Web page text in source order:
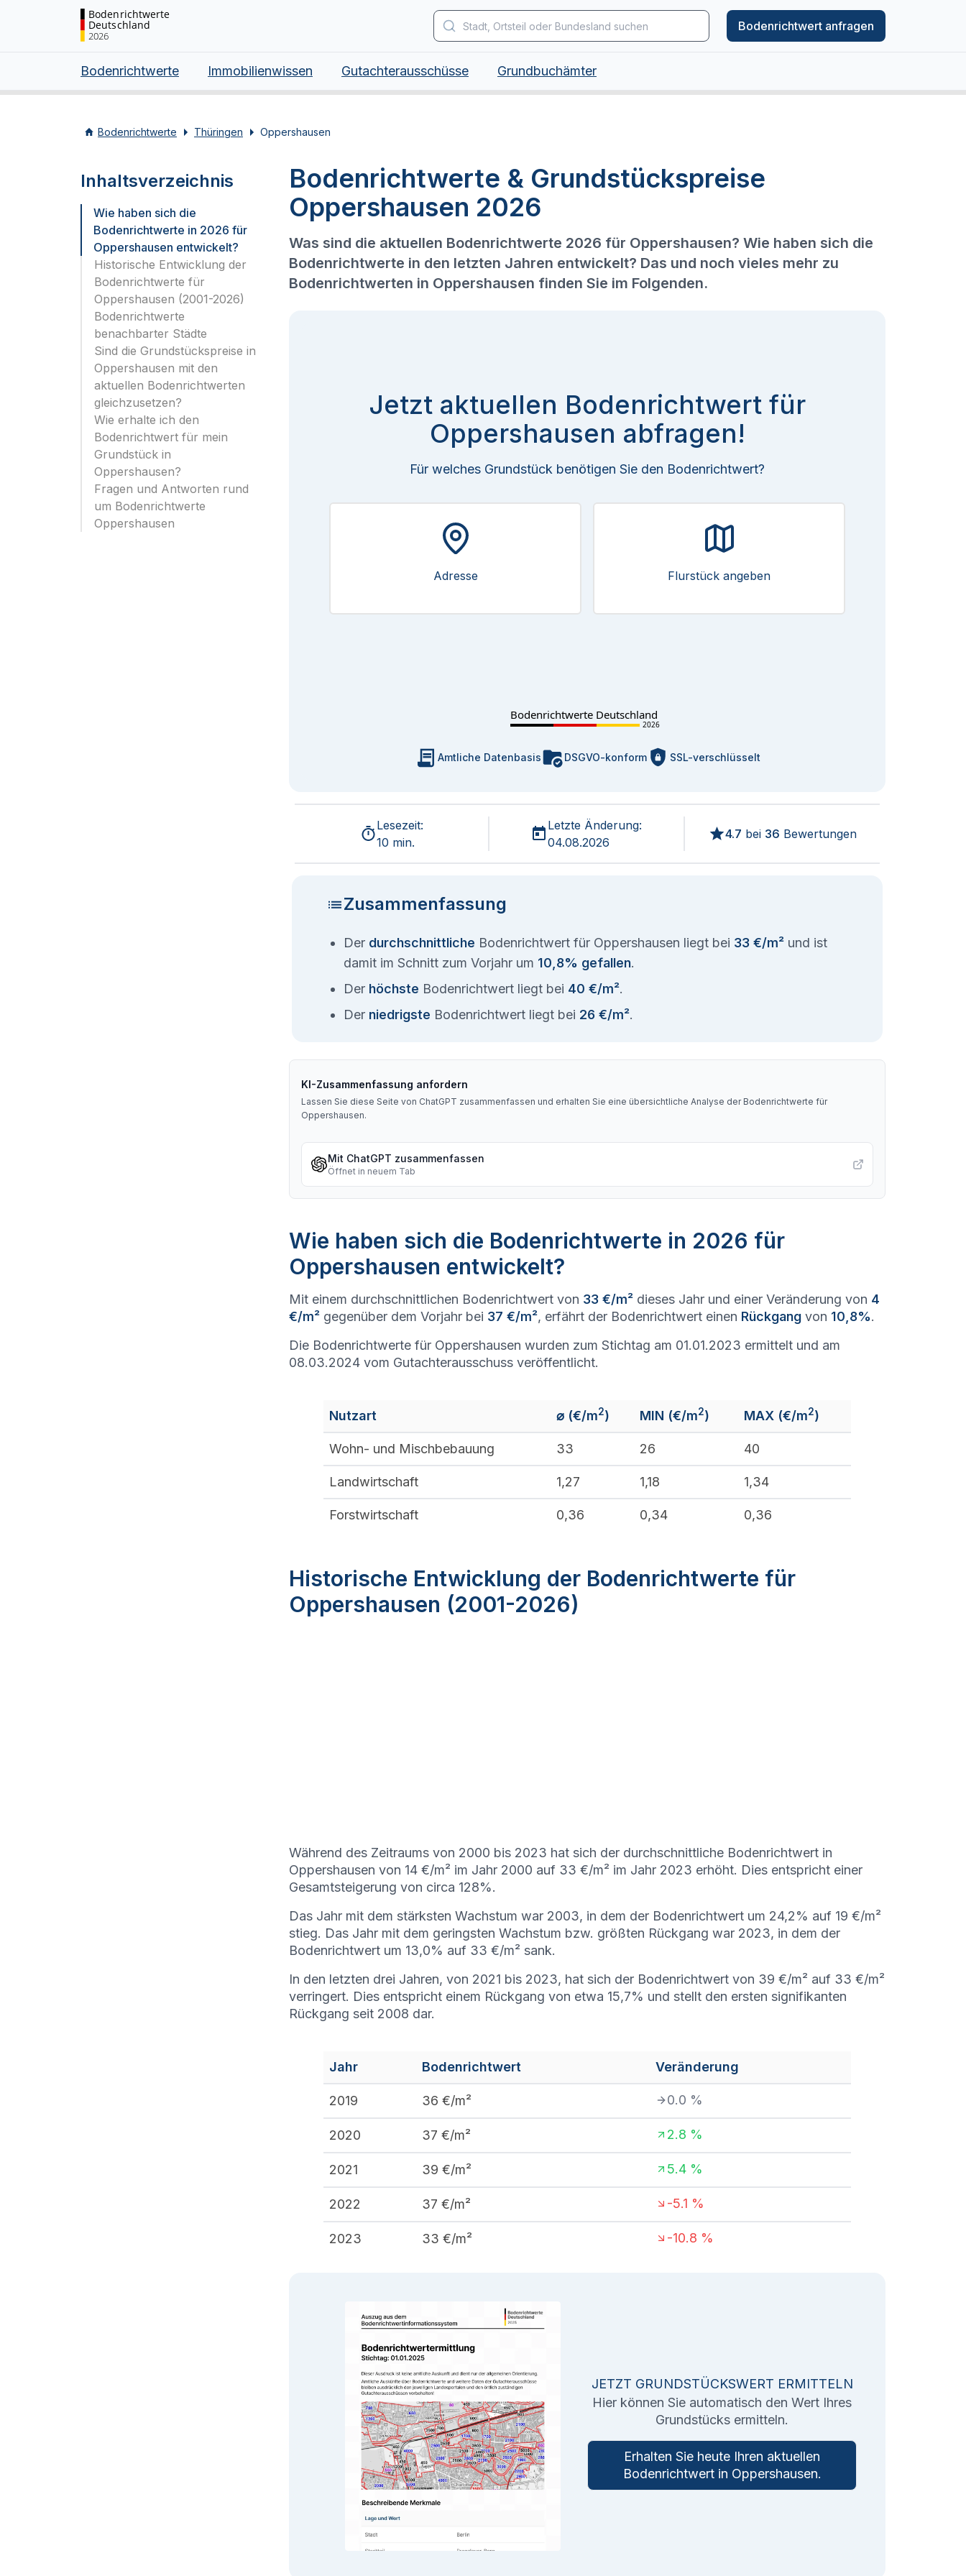
Bodenrichtwerte
Deutschland
2026
Bodenrichtwert anfragen
Bodenrichtwerte Immobilienwissen Gutachterausschüsse Grundbuchämter
Bodenrichtwerte Thüringen Oppershausen
Inhaltsverzeichnis
Wie haben sich die
Bodenrichtwerte in 2026 für
Oppershausen entwickelt?
Historische Entwicklung der
Bodenrichtwerte für
Oppershausen (2001-2026)
Bodenrichtwerte
benachbarter Städte
Sind die Grundstückspreise in
Oppershausen mit den
aktuellen Bodenrichtwerten
gleichzusetzen?
Wie erhalte ich den
Bodenrichtwert für mein
Grundstück in
Oppershausen?
Fragen und Antworten rund
um Bodenrichtwerte
Oppershausen
Bodenrichtwerte & Grundstückspreise
Oppershausen 2026
Was sind die aktuellen Bodenrichtwerte 2026 für Oppershausen? Wie haben sich die
Bodenrichtwerte in den letzten Jahren entwickelt? Das und noch vieles mehr zu
Bodenrichtwerten in Oppershausen finden Sie im Folgenden.
Jetzt aktuellen Bodenrichtwert für
Oppershausen abfragen!
Für welches Grundstück benötigen Sie den Bodenrichtwert?
Adresse Flurstück angeben
Bodenrichtwerte Deutschland
2026
Amtliche Datenbasis DSGVO-konform SSL-verschlüsselt
Lesezeit:
10 min.
Letzte Änderung:
04.08.2026
4.7 bei 36 Bewertungen
Zusammenfassung
Der durchschnittliche Bodenrichtwert für Oppershausen liegt bei 33 €/m² und ist
damit im Schnitt zum Vorjahr um 10,8% gefallen.
Der höchste Bodenrichtwert liegt bei 40 €/m².
Der niedrigste Bodenrichtwert liegt bei 26 €/m².
KI-Zusammenfassung anfordern
Lassen Sie diese Seite von ChatGPT zusammenfassen und erhalten Sie eine übersichtliche Analyse der Bodenrichtwerte für
Oppershausen.
Mit ChatGPT zusammenfassen
Öffnet in neuem Tab
Wie haben sich die Bodenrichtwerte in 2026 für
Oppershausen entwickelt?
Mit einem durchschnittlichen Bodenrichtwert von 33 €/m² dieses Jahr und einer Veränderung von 4
€/m² gegenüber dem Vorjahr bei 37 €/m², erfährt der Bodenrichtwert einen Rückgang von 10,8%.
Die Bodenrichtwerte für Oppershausen wurden zum Stichtag am 01.01.2023 ermittelt und am
08.03.2024 vom Gutachterausschuss veröffentlicht.
Nutzart ⌀ (€/m2) MIN (€/m2) MAX (€/m2)
Wohn- und Mischbebauung 33 26 40
Landwirtschaft 1,27 1,18 1,34
Forstwirtschaft 0,36 0,34 0,36
Historische Entwicklung der Bodenrichtwerte für
Oppershausen (2001-2026)
Während des Zeitraums von 2000 bis 2023 hat sich der durchschnittliche Bodenrichtwert in
Oppershausen von 14 €/m² im Jahr 2000 auf 33 €/m² im Jahr 2023 erhöht. Dies entspricht einer
Gesamtsteigerung von circa 128%.
Das Jahr mit dem stärksten Wachstum war 2003, in dem der Bodenrichtwert um 24,2% auf 19 €/m²
stieg. Das Jahr mit dem geringsten Wachstum bzw. größten Rückgang war 2023, in dem der
Bodenrichtwert um 13,0% auf 33 €/m² sank.
In den letzten drei Jahren, von 2021 bis 2023, hat sich der Bodenrichtwert von 39 €/m² auf 33 €/m²
verringert. Dies entspricht einem Rückgang von etwa 15,7% und stellt den ersten signifikanten
Rückgang seit 2008 dar.
Jahr Bodenrichtwert Veränderung
2019 36 €/m² 0.0 %
2020 37 €/m² 2.8 %
2021 39 €/m² 5.4 %
2022 37 €/m² -5.1 %
2023 33 €/m² -10.8 %
JETZT GRUNDSTÜCKSWERT ERMITTELN
Hier können Sie automatisch den Wert Ihres
Grundstücks ermitteln.
Erhalten Sie heute Ihren aktuellen
Bodenrichtwert in Oppershausen.